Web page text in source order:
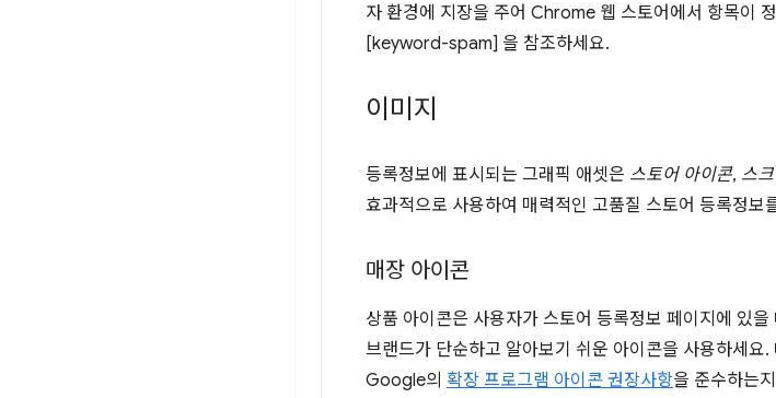
자 환경에 지장을 주어 Chrome 웹 스토어에서 항목이
[keyword-spam] 을 참조하세요.
이미지
등록정보에 표시되는 그래픽 애셋은 스토어 아이콘, 스
효과적으로 사용하여 매력적인 고품질 스토어 등록정보
매장 아이콘
상품 아이콘은 사용자가 스토어 등록정보 페이지에 있
브랜드가 단순하고 알아보기 쉬운 아이콘을 사용하세요
Google의 확장 프로그램 아이콘 권장사항을 준수하는